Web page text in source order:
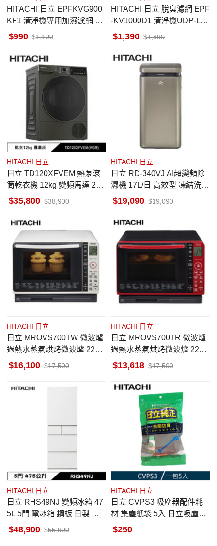
HITACHI 日立 EPFKVG900
KF1 清淨機專用加濕濾網 原
廠配件 UDP-K80/K90/K110
990 1,100
HITACHI 日立 脫臭濾網 EPF
-KV1000D1 清淨機UDP-LV1
00專用 原廠配件
1,390 1,890
HITACHI 日立
日立 TD120XFVEM 熱泵滾
筒乾衣機 12kg 變頻馬達 220
V 日立風速淨 濕度感測器
35,800 38,900
HITACHI 日立
日立 RD-340VJ AI超變頻除
濕機 17L/日 高效型 凍結洗淨
科技 隱霧鈦 一級省電
19,090 19,090
HITACHI 日立
日立 MROVS700TW 微波爐
過熱水蒸氣烘烤微波爐 22L
珍珠白
16,100 17,500
HITACHI 日立
日立 MROVS700TR 微波爐
過熱水蒸氣烘烤微波爐 22L
晶鑽紅
13,618 17,500
HITACHI 日立
日立 RHS49NJ 變頻冰箱 47
5L 5門 電冰箱 鋼板 日製 消
光白 一級變頻
48,900 55,900
HITACHI 日立
日立 CVPS3 吸塵器配件耗
材 集塵紙袋 5入 日立吸塵器
專用集塵紙袋
250